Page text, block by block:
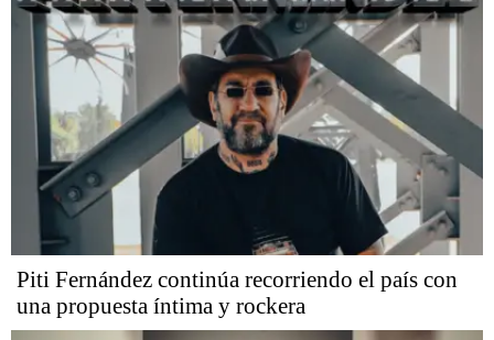
Piti Fernández continúa recorriendo el país con
una propuesta íntima y rockera